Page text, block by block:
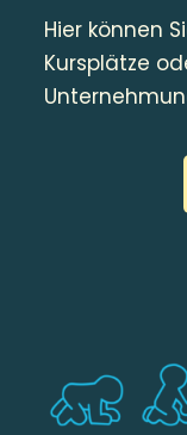
Hier können
Kursplätze